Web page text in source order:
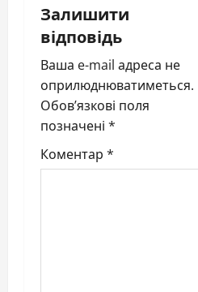
i
g
a
t
i
Залишити
відповідь
Ваша e-mail адреса не
оприлюднюватиметься.
Обов’язкові поля
позначені *
Коментар *